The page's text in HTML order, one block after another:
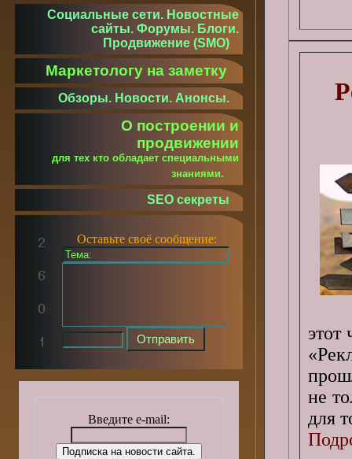
этот
не
для
Социальные сети. Новостные
сайты. Форумы. Блоги.
Продвижение (SMO)
Маркетологу на заметку
Обзоры. Новости. Анонсы.
О построении и
продвижении
для тех кто обладает специальными
знаниями.
SEO секреты
Оставьте своё сообщение:
Введите e-mail: